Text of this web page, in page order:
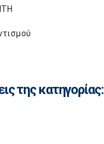
της κατηγορίας: